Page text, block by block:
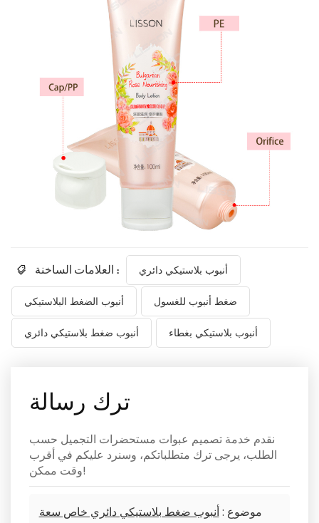
العلامات الساخنة : أنبوب بلاستيكي دائري
أنبوب الضغط البلاستيكي ضغط أنبوب للغسول
أنبوب ضغط بلاستيكي دائري أنبوب بلاستيكي بغطاء
ترك رسالة
نقدم خدمة تصميم عبوات مستحضرات التجميل حسب
الطلب، يرجى ترك متطلباتكم، وسنرد عليكم في أقرب
وقت ممكن!
موضوع :أنبوب ضغط بلاستيكي دائري خاص سعة